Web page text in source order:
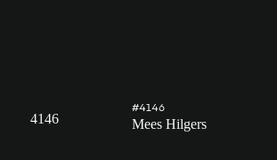
4146
#4146
Mees Hilgers